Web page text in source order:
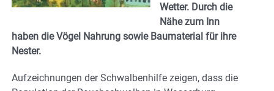
Wetter. Durch die
Nähe zum Inn
haben die Vögel Nahrung sowie Baumaterial für ihre
Nester.
Aufzeichnungen der Schwalbenhilfe zeigen, dass die